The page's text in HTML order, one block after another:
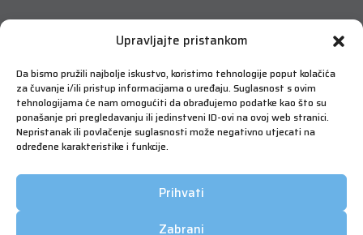
Upravljajte pristankom
Da bismo pružili najbolje iskustvo, koristimo tehnologije poput kolačića
za čuvanje i/ili pristup informacijama o uređaju. Suglasnost s ovim
tehnologijama će nam omogućiti da obrađujemo podatke kao što su
ponašanje pri pregledavanju ili jedinstveni ID-ovi na ovoj web stranici.
Nepristanak ili povlačenje suglasnosti može negativno utjecati na
određene karakteristike i funkcije.
Prihvati
Zabrani